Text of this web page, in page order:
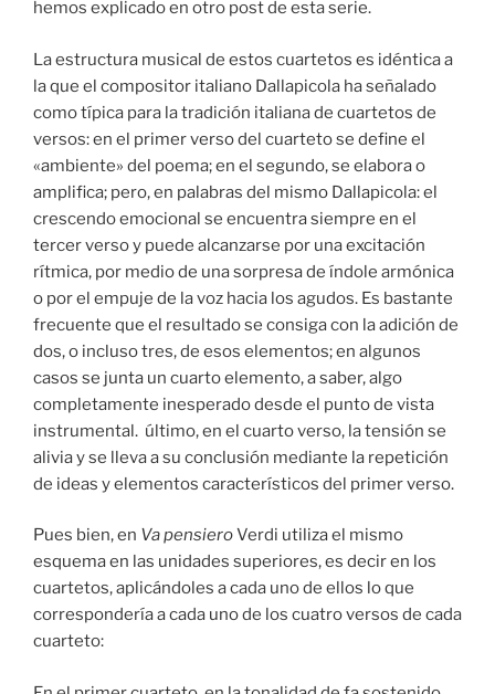
hemos explicado en otro post de esta serie.
La estructura musical de estos cuartetos es idéntica a
la que el compositor italiano Dallapicola ha señalado
como típica para la tradición italiana de cuartetos de
versos: en el primer verso del cuarteto se define el
«ambiente» del poema; en el segundo, se elabora o
amplifica; pero, en palabras del mismo Dallapicola: el
crescendo emocional se encuentra siempre en el
tercer verso y puede alcanzarse por una excitación
rítmica, por medio de una sorpresa de índole armónica
o por el empuje de la voz hacia los agudos. Es bastante
frecuente que el resultado se consiga con la adición de
dos, o incluso tres, de esos elementos; en algunos
casos se junta un cuarto elemento, a saber, algo
completamente inesperado desde el punto de vista
instrumental. último, en el cuarto verso, la tensión se
alivia y se lleva a su conclusión mediante la repetición
de ideas y elementos característicos del primer verso.
Pues bien, en Va pensieroVerdi utiliza el mismo
esquema en las unidades superiores, es decir en los
cuartetos, aplicándoles a cada uno de ellos lo que
correspondería a cada uno de los cuatro versos de cada
cuarteto: